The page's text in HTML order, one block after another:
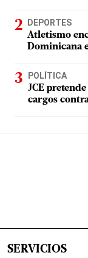
DEPORTES
Atletismo
Dominicana
POLÍTICA
JCE
cargos
SERVICIOS